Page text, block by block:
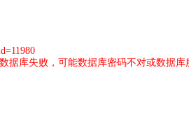
据库失败，可能数据库密码不对或数据库